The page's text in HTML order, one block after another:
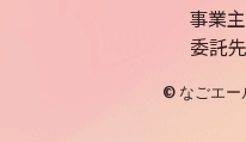
事業
委託
© なごエー